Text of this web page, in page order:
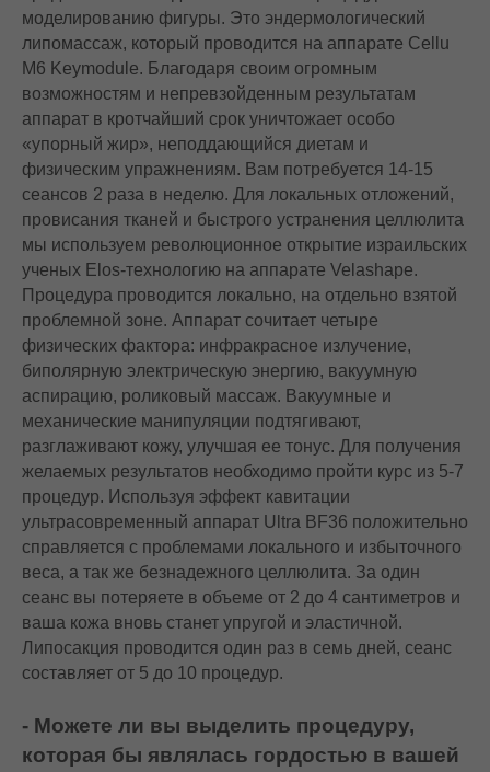
моделированию фигуры. Это эндермологический
липомассаж, который проводится на аппарате Cellu
M6 Keymodule. Благодаря своим огромным
возможностям и непревзойденным результатам
аппарат в кротчайший срок уничтожает особо
«упорный жир», неподдающийся диетам и
физическим упражнениям. Вам потребуется 14-15
сеансов 2 раза в неделю. Для локальных отложений,
провисания тканей и быстрого устранения целлюлита
мы используем революционное открытие израильских
ученых Elos-технологию на аппарате Velashape.
Процедура проводится локально, на отдельно взятой
проблемной зоне. Аппарат сочитает четыре
физических фактора: инфракрасное излучение,
биполярную электрическую энергию, вакуумную
аспирацию, роликовый массаж. Вакуумные и
механические манипуляции подтягивают,
разглаживают кожу, улучшая ее тонус. Для получения
желаемых результатов необходимо пройти курс из 5-7
процедур. Используя эффект кавитации
ультрасовременный аппарат Ultra BF36 положительно
справляется с проблемами локального и избыточного
веса, а так же безнадежного целлюлита. За один
сеанс вы потеряете в объеме от 2 до 4 сантиметров и
ваша кожа вновь станет упругой и эластичной.
Липосакция проводится один раз в семь дней, сеанс
составляет от 5 до 10 процедур.
- Можете ли вы выделить процедуру,
которая бы являлась гордостью в вашей